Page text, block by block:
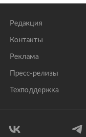
Редакция
Контакты
Реклама
Пресс-релизы
Техподдержка